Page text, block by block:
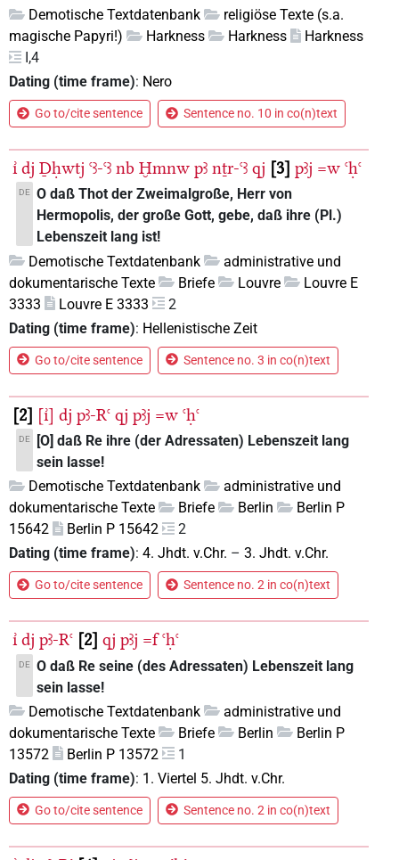
Demotische Textdatenbank
religiöse Texte (s.a.
magische Papyri!)
Harkness Harkness
Harkness
I,4
Dating (time frame): Nero
Go to/cite sentence Sentence no. 10 in co(n)text
ı͗ dj Ḏḥwtj ꜥꜣ-ꜥꜣ nb Ḫmnw pꜣ nṯr-ꜥꜣ qj 3 pꜣj =w ꜥḥꜥ
DE O daß Thot der Zweimalgroße, Herr von
Hermopolis, der große Gott, gebe, daß ihre (Pl.)
Lebenszeit lang ist!
Demotische Textdatenbank
administrative und
dokumentarische Texte
Briefe Louvre
Louvre E
3333
Louvre E 3333
2
Dating (time frame): Hellenistische Zeit
Go to/cite sentence Sentence no. 3 in co(n)text
2 [ı͗] dj pꜣ-Rꜥ qj pꜣj =w ꜥḥꜥ
DE
[O] daß Re ihre (der Adressaten) Lebenszeit lang
sein lasse!
Demotische Textdatenbank
administrative und
dokumentarische Texte
Briefe Berlin
Berlin P
15642
Berlin P 15642
2
Dating (time frame): 4. Jhdt. v.Chr. – 3. Jhdt. v.Chr.
Go to/cite sentence Sentence no. 2 in co(n)text
ı͗ dj pꜣ-Rꜥ 2 qj pꜣj =f ꜥḥꜥ
DE
O daß Re seine (des Adressaten) Lebenszeit lang
sein lasse!
Demotische Textdatenbank
administrative und
dokumentarische Texte
Briefe Berlin
Berlin P
13572
Berlin P 13572
1
Dating (time frame): 1. Viertel 5. Jhdt. v.Chr.
Go to/cite sentence Sentence no. 2 in co(n)text